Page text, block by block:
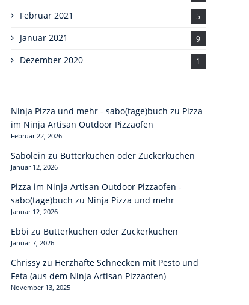
Februar 2021 5
Januar 2021 9
Dezember 2020 1
Ninja Pizza und mehr - sabo(tage)buch zu Pizza
im Ninja Artisan Outdoor Pizzaofen
Februar 22, 2026
Sabolein zu Butterkuchen oder Zuckerkuchen
Januar 12, 2026
Pizza im Ninja Artisan Outdoor Pizzaofen -
sabo(tage)buch zu Ninja Pizza und mehr
Januar 12, 2026
Ebbi zu Butterkuchen oder Zuckerkuchen
Januar 7, 2026
Chrissy zu Herzhafte Schnecken mit Pesto und
Feta (aus dem Ninja Artisan Pizzaofen)
November 13, 2025